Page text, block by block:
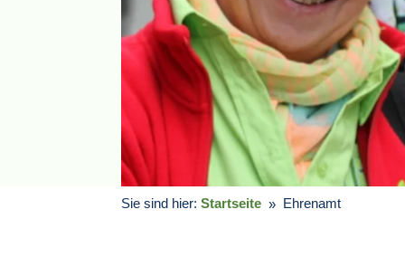
Sie sind hier: Startseite Ehrenamt